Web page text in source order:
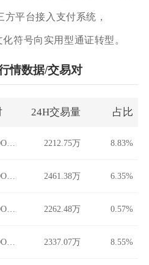
平台接入支付系统，
符号向实用型通证转型。
情数据/交易对
24H交易量 占比
BABYDOGEMM/USDT 2212.75万 8.83%
BABYDOGEMM/USDT 2461.38万 6.35%
BABYDOGEMM/USDT 2262.48万 0.57%
BABYDOGEMM/USDT 2337.07万 8.55%